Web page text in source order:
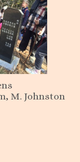
M. Johnston